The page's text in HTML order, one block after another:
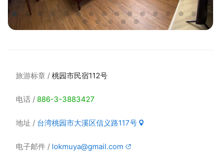
旅游标章 桃园市民宿112号
电话 886-3-3883427
地址 台湾桃园市大溪区信义路117号
电子邮件 lokmuya@gmail.com